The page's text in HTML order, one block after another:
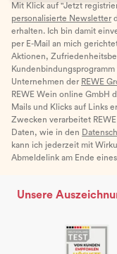
Mit Klick auf "Jetzt
personalisierte Newsletter
erhalten. Ich bin damit
per E-Mail an mich
Aktionen,
Unternehmen der REWE
REWE Wein online GmbH
Mails und Klicks auf Links
Zwecken verarbeitet
Daten, wie in den
kann ich jederzeit mit
Abmeldelink am Ende
Unsere